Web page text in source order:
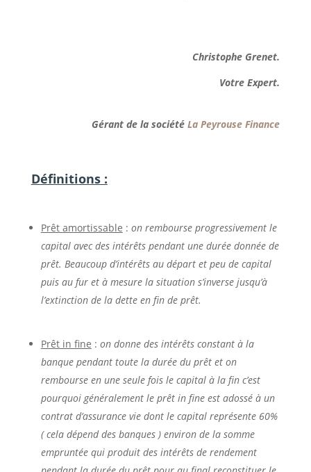
Christophe Grenet.
Votre Expert.
Gérant de la sociétéLa Peyrouse Finance
Définitions :
Prêt amortissable : on rembourse progressivement le
capital avec des intérêts pendant une durée donnée de
prêt. Beaucoup d’intérêts au départ et peu de capital
puis au fur et à mesure la situation s’inverse jusqu’à
l’extinction de la dette en fin de prêt.
Prêt in fine : on donne des intérêts constant à la
banque pendant toute la durée du prêt et on
rembourse en une seule fois le capital à la fin c’est
pourquoi généralement le prêt in fine est adossé à un
contrat d’assurance vie dont le capital représente 60%
( cela dépend des banques ) environ de la somme
empruntée qui produit des intérêts de rendement